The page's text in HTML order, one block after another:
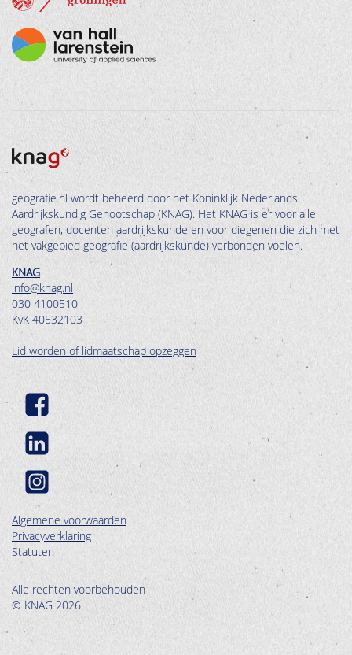
geografie.nl wordt beheerd door het Koninklijk Nederlands
Aardrijkskundig Genootschap (KNAG). Het KNAG is er voor alle
geografen, docenten aardrijkskunde en voor diegenen die zich met
het vakgebied geografie (aardrijkskunde) verbonden voelen.
KNAG
info@knag.nl
030 4100510
KvK 40532103
Lid worden of lidmaatschap opzeggen
Algemene voorwaarden
Privacyverklaring
Statuten
Alle rechten voorbehouden
© KNAG 2026